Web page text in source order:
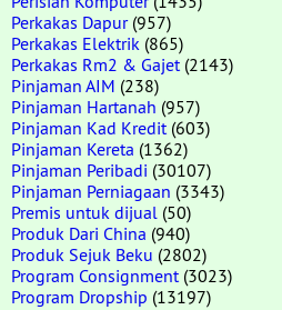
Perkakas Dapur(957)
Perkakas Elektrik (865)
Perkakas Rm2 & Gajet(2143)
Pinjaman AIM (238)
Pinjaman Hartanah (957)
Pinjaman Kad Kredit(603)
Pinjaman Kereta (1362)
Pinjaman Peribadi (30107)
Pinjaman Perniagaan (3343)
Premis untuk dijual (50)
Produk Dari China (940)
Produk Sejuk Beku (2802)
Program Consignment(3023)
Program Dropship (13197)